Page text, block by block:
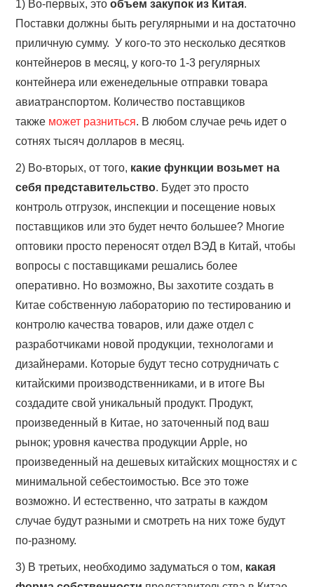
1) Во-первых, этообъем закупок из Китая.
Поставки должны быть регулярными и на достаточно
приличную сумму. У кого-то это несколько десятков
контейнеров в месяц, у кого-то 1-3 регулярных
контейнера или еженедельные отправки товара
авиатранспортом. Количество поставщиков
также может разниться. В любом случае речь идет о
сотнях тысяч долларов в месяц.
2) Во-вторых, от того, какие функции возьмет на
себя представительство. Будет это просто
контроль отгрузок, инспекции и посещение новых
поставщиков или это будет нечто большее? Многие
оптовики просто переносят отдел ВЭД в Китай, чтобы
вопросы с поставщиками решались более
оперативно. Но возможно, Вы захотите создать в
Китае собственную лабораторию по тестированию и
контролю качества товаров, или даже отдел с
разработчиками новой продукции, технологами и
дизайнерами. Которые будут тесно сотрудничать с
китайскими производственниками, и в итоге Вы
создадите свой уникальный продукт. Продукт,
произведенный в Китае, но заточенный под ваш
рынок; уровня качества продукции Apple, но
произведенный на дешевых китайских мощностях и с
минимальной себестоимостью. Все это тоже
возможно. И естественно, что затраты в каждом
случае будут разными и смотреть на них тоже будут
по-разному.
3) В третьих, необходимо задуматься о том, какая